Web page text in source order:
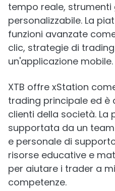
tempo reale,
personalizzabile. La
funzioni avanzate
clic, strategie di
un'applicazione mobile.
XTB offre xStation
trading principale ed è
clienti della società.
supportata da un
e personale di
risorse educative e
per aiutare i trader a
competenze.